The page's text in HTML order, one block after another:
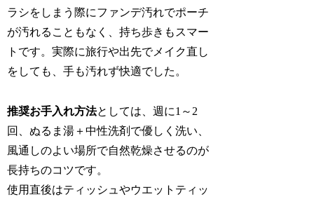
ラシをしまう際にファンデ汚れでポーチ
が汚れることもなく、持ち歩きもスマー
トです。実際に旅行や出先でメイク直し
をしても、手も汚れず快適でした。
推奨お手入れ方法としては、週に1～2
回、ぬるま湯＋中性洗剤で優しく洗い、
風通しのよい場所で自然乾燥させるのが
長持ちのコツです。
使用直後はティッシュやウエットティッ